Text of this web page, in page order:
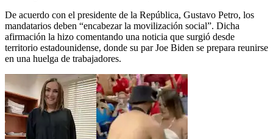
De acuerdo con el presidente de la República, Gustavo Petro, los
mandatarios deben “encabezar la movilización social”. Dicha
afirmación la hizo comentando una noticia que surgió desde
territorio estadounidense, donde su par Joe Biden se prepara reunirse
en una huelga de trabajadores.